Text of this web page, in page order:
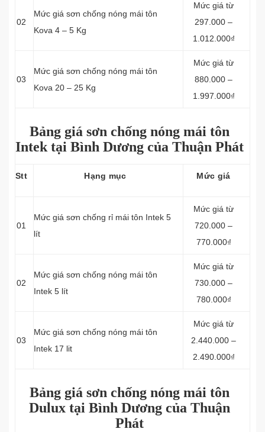
02
Mức giá sơn chống nóng mái tôn
Kova 4 – 5 Kg
Mức giá từ
297.000 –
1.012.000₫
03
Mức giá sơn chống nóng mái tôn
Kova 20 – 25 Kg
Mức giá từ
880.000 –
1.997.000₫
Bảng giá sơn chống nóng mái tôn
Intek tại Bình Dương của Thuận Phát
Stt Hạng mục Mức giá
01
Mức giá sơn chống rỉ mái tôn Intek 5
lít
Mức giá từ
720.000 –
770.000₫
02
Mức giá sơn chống nóng mái tôn
Intek 5 lít
Mức giá từ
730.000 –
780.000₫
03
Mức giá sơn chống nóng mái tôn
Intek 17 lit
Mức giá từ
2.440.000 –
2.490.000₫
Bảng giá sơn chống nóng mái tôn
Dulux tại Bình Dương của Thuận
Phát